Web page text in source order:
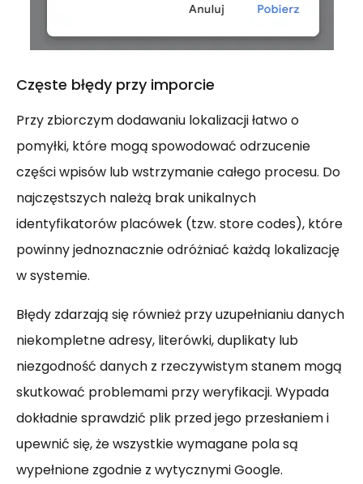
Częste błędy przy imporcie
Przy zbiorczym dodawaniu lokalizacji łatwo o
pomyłki, które mogą spowodować odrzucenie
części wpisów lub wstrzymanie całego procesu. Do
najczęstszych należą brak unikalnych
identyfikatorów placówek (tzw. store codes), które
powinny jednoznacznie odróżniać każdą lokalizację
w systemie.
Błędy zdarzają się również przy uzupełnianiu danych
niekompletne adresy, literówki, duplikaty lub
niezgodność danych z rzeczywistym stanem mogą
skutkować problemami przy weryfikacji. Wypada
dokładnie sprawdzić plik przed jego przesłaniem i
upewnić się, że wszystkie wymagane pola są
wypełnione zgodnie z wytycznymi Google.